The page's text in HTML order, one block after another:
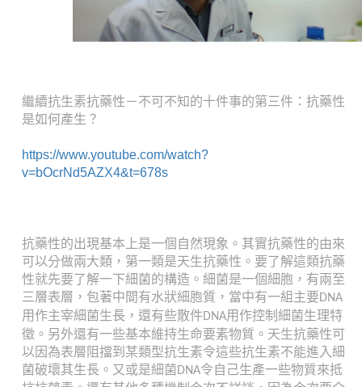
繼續抗生素抗藥性－不可不知的十件事的第三件：抗藥性
是如何產生？
https://www.youtube.com/watch?
v=bOcrNd5AZX4&t=678s
抗藥性的出現基本上是一個自然現象。 其實抗藥性的由來
可以分做兩大類，第一類是天生抗藥性。要了解這類抗藥
性就先要了解一下細菌的構造。細菌是一個細胞，有兩至
三層表層，包著中間有水狀細胞質，當中有一組主要DNA
用作主宰細菌生長，還有些散件DNA用作控制細菌生理特
徵。另外還有一些基本維持生命要素物質。天生抗藥性可
以因為表層阻擋到某類型抗生素令這些抗生素不能進入細
菌破壞其生長。又或是細菌DNA令自己生產一些物質來抵